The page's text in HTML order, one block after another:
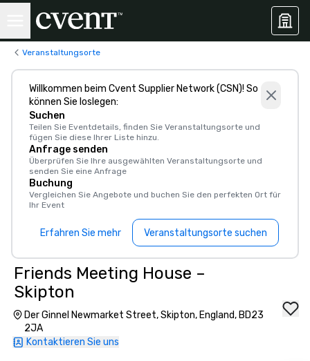
Veranstaltungsorte
Willkommen beim Cvent Supplier Network (CSN)! So
können Sie loslegen:
Suchen
Teilen Sie Eventdetails, finden Sie Veranstaltungsorte und
fügen Sie diese Ihrer Liste hinzu.
Anfrage senden
Überprüfen Sie Ihre ausgewählten Veranstaltungsorte und
senden Sie eine Anfrage
Buchung
Vergleichen Sie Angebote und buchen Sie den perfekten Ort für
Ihr Event
Erfahren Sie mehr Veranstaltungsorte suchen
Friends Meeting House –
Skipton
Der Ginnel Newmarket Street, Skipton, England, BD23
2JA
Kontaktieren Sie uns